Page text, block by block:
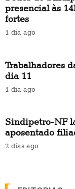
presencial às
fortes
1 dia ago
Trabalhadores
dia 11
1 dia ago
Sindipetro-NF
aposentado
2 dias ago